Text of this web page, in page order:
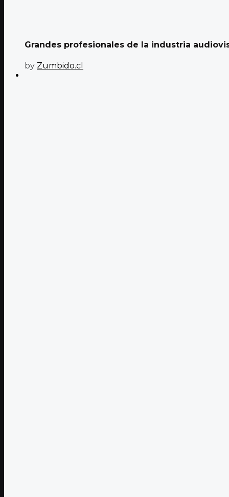
Grandes profesionales de la industria
by Zumbido.cl